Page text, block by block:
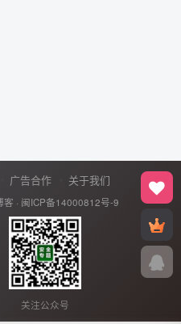
广告合作 关于我们
客 · 闽ICP备14000812号-9
关注公众号